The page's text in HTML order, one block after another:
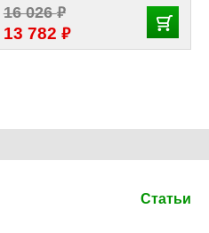
16 026₽
13 782 ₽
Статьи